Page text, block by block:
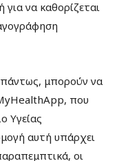
να καθορίζεται
μπορούν να
που
Υγείας
αυτή υπάρχει
οι